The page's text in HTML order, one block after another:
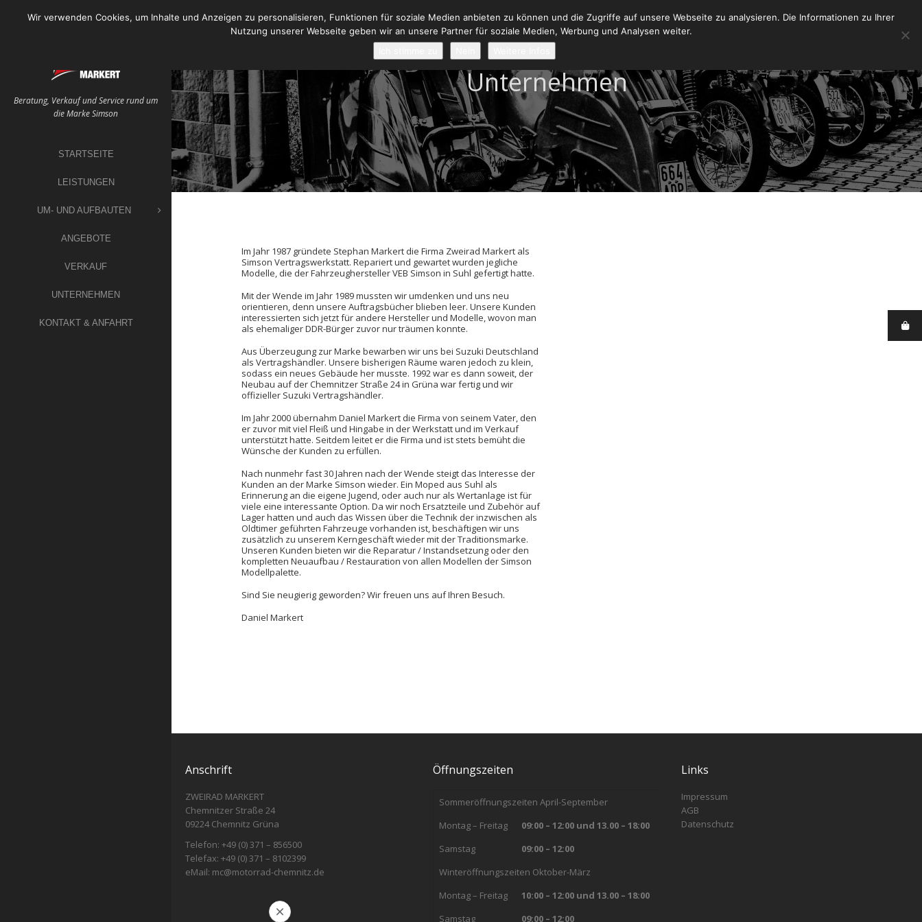
Beratung, Verkauf und Service rund um
die Marke Simson
STARTSEITE
LEISTUNGEN
UM- UND AUFBAUTEN
ANGEBOTE
VERKAUF
UNTERNEHMEN
KONTAKT & ANFAHRT
Unternehmen
Im Jahr 1987 gründete Stephan Markert die Firma Zweirad Markert als
Simson Vertragswerkstatt. Repariert und gewartet wurden jegliche
Modelle, die der Fahrzeughersteller VEB Simson in Suhl gefertigt hatte.
Mit der Wende im Jahr 1989 mussten wir umdenken und uns neu
orientieren, denn unsere Auftragsbücher blieben leer. Unsere Kunden
interessierten sich jetzt für andere Hersteller und Modelle, wovon man
als ehemaliger DDR-Bürger zuvor nur träumen konnte.
Aus Überzeugung zur Marke bewarben wir uns bei Suzuki Deutschland
als Vertragshändler. Unsere bisherigen Räume waren jedoch zu klein,
sodass ein neues Gebäude her musste. 1992 war es dann soweit, der
Neubau auf der Chemnitzer Straße 24 in Grüna war fertig und wir
offizieller Suzuki Vertragshändler.
Im Jahr 2000 übernahm Daniel Markert die Firma von seinem Vater, den
er zuvor mit viel Fleiß und Hingabe in der Werkstatt und im Verkauf
unterstützt hatte. Seitdem leitet er die Firma und ist stets bemüht die
Wünsche der Kunden zu erfüllen.
Nach nunmehr fast 30 Jahren nach der Wende steigt das Interesse der
Kunden an der Marke Simson wieder. Ein Moped aus Suhl als
Erinnerung an die eigene Jugend, oder auch nur als Wertanlage ist für
viele eine interessante Option. Da wir noch Ersatzteile und Zubehör auf
Lager hatten und auch das Wissen über die Technik der inzwischen als
Oldtimer geführten Fahrzeuge vorhanden ist, beschäftigen wir uns
zusätzlich zu unserem Kerngeschäft wieder mit der Traditionsmarke.
Unseren Kunden bieten wir die Reparatur / Instandsetzung oder den
kompletten Neuaufbau / Restauration von allen Modellen der Simson
Modellpalette.
Sind Sie neugierig geworden? Wir freuen uns auf Ihren Besuch.
Daniel Markert
Anschrift
ZWEIRAD MARKERT
Chemnitzer Straße 24
09224 Chemnitz Grüna
Telefon: +49 (0) 371 – 856500
Telefax: +49 (0) 371 – 8102399
eMail: mc@motorrad-chemnitz.de
Öffnungszeiten
Sommeröffnungszeiten April-September
Montag – Freitag
09:00 – 12:00 und 13.00 – 18:00
Samstag
09:00 – 12:00
Winteröffnungszeiten Oktober-März
Montag – Freitag
10:00 – 12:00 und 13.00 – 18:00
Samstag
09:00 – 12:00
Links
Impressum
AGB
Datenschutz
Wir verwenden Cookies, um Inhalte und Anzeigen zu personalisieren, Funktionen für soziale Medien anbieten zu können und die Zugriffe auf unsere Webseite zu analysieren. Die Informationen zu Ihrer
Nutzung unserer Webseite geben wir an unsere Partner für soziale Medien, Werbung und Analysen weiter.